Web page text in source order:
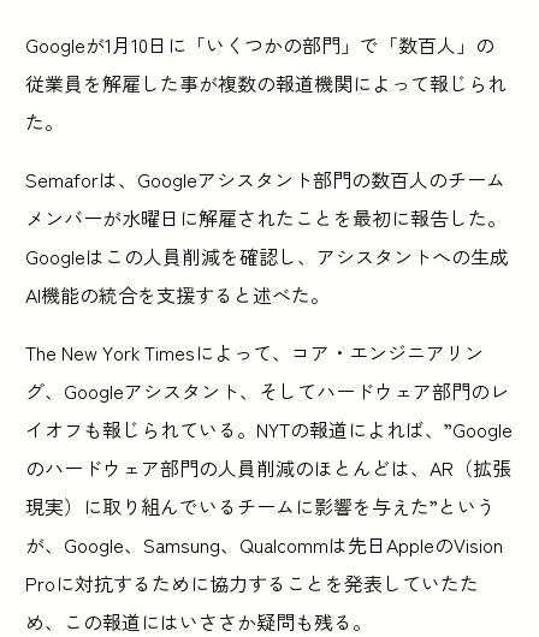
Googleが1月10日に「いくつかの部門」で「数百人」の
従業員を解雇した事が複数の報道機関によって報じられ
た。
Semaforは、Googleアシスタント部門の数百人のチーム
メンバーが水曜日に解雇されたことを最初に報告した。
Googleはこの人員削減を確認し、アシスタントへの生成
AI機能の統合を支援すると述べた。
The New York Timesによって、コア・エンジニアリン
グ、Googleアシスタント、そしてハードウェア部門のレ
イオフも報じられている。NYTの報道によれば、”Google
のハードウェア部門の人員削減のほとんどは、AR（拡張
現実）に取り組んでいるチームに影響を与えた”という
が、Google、Samsung、Qualcommは先日AppleのVision
Proに対抗するために協力することを発表していたた
め、この報道にはいささか疑問も残る。